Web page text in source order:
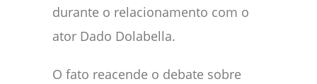
durante o relacionamento com o
ator Dado Dolabella.
O fato reacende o debate sobre